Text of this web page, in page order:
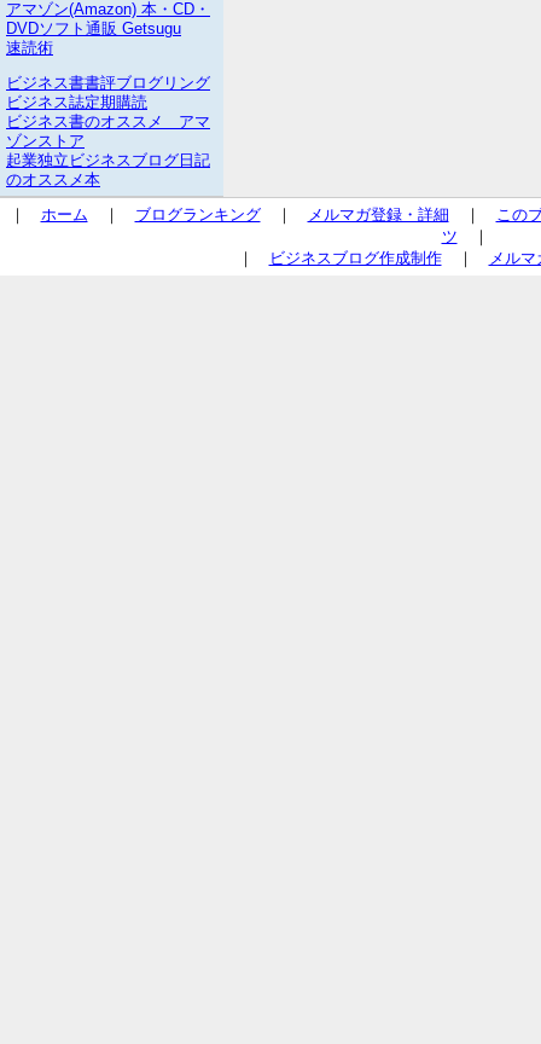
アマゾン(Amazon) 本・CD・
DVDソフト通販 Getsugu
速読術
ビジネス書書評ブログリング
ビジネス誌定期購読
ビジネス書のオススメ アマ
ゾンストア
起業独立ビジネスブログ日記
のオススメ本
｜ ホーム ｜ ブログランキング｜ メルマガ登録・詳細 ｜ この
ツ ｜
｜
ビジネスブログ作成制作｜ メル